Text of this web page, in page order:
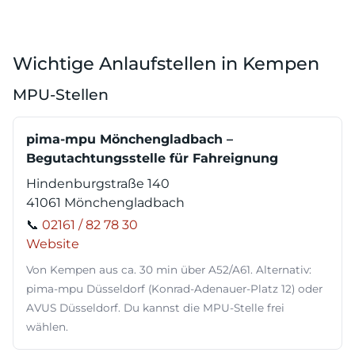
Wichtige Anlaufstellen in Kempen
MPU-Stellen
pima-mpu Mönchengladbach –
Begutachtungsstelle für Fahreignung
Hindenburgstraße 140
41061 Mönchengladbach
📞 02161 / 82 78 30
Website
Von Kempen aus ca. 30 min über A52/A61. Alternativ:
pima-mpu Düsseldorf (Konrad-Adenauer-Platz 12) oder
AVUS Düsseldorf. Du kannst die MPU-Stelle frei
wählen.